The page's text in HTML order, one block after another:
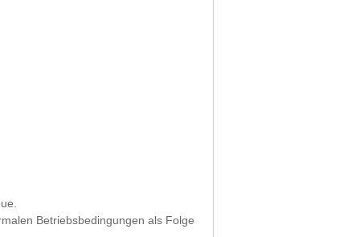
Betriebsbedingungen als Folge